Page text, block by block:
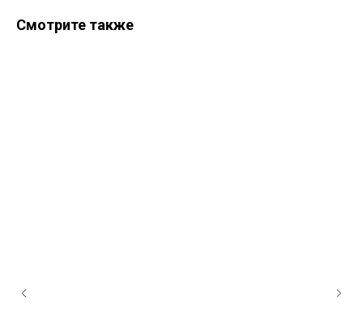
Смотрите также